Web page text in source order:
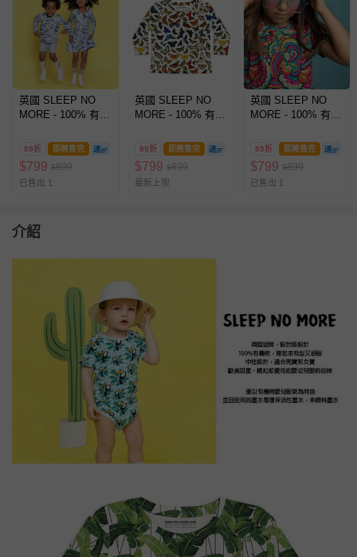
英國 SLEEP NO
MORE - 100% 有機
衣-藍色樹果
89折 即將售完
$799 $899
已售出 1
英國 SLEEP NO
MORE - 100% 有機
衣-蝴蝶
89折 即將售完
$799 $899
最新上架
英國 SLEEP NO
MORE - 100% 有機
衣-綺麗世界
89折 即將售完
$799 $899
已售出 1
介紹